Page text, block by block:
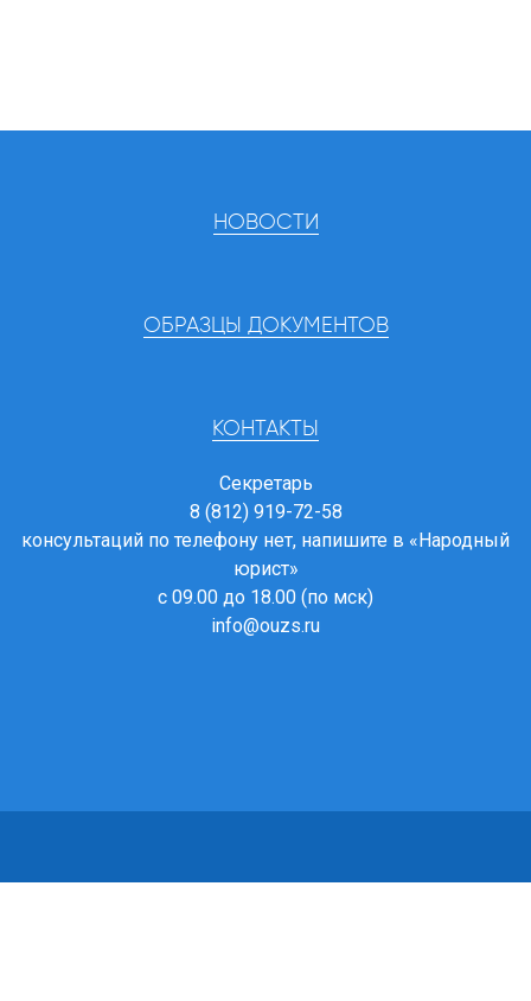
НОВОСТИ
ОБРАЗЦЫ ДОКУМЕНТОВ
КОНТАКТЫ
Секретарь
8 (812) 919-72-58
консультаций по телефону нет, напишите в «Народный
юрист»
с 09.00 до 18.00 (по мск)
info@ouzs.ru